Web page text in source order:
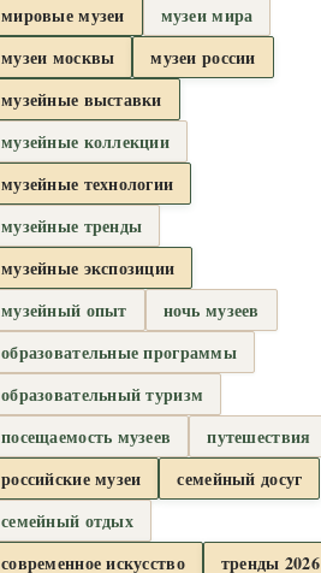
мировые музеи
музеи мира
музеи москвы
музеи россии
музейные выставки
музейные коллекции
музейные технологии
музейные тренды
музейные экспозиции
музейный опыт
ночь музеев
образовательные программы
образовательный туризм
посещаемость музеев
путешествия
российские музеи
семейный досуг
семейный отдых
современное искусство
тренды 2026